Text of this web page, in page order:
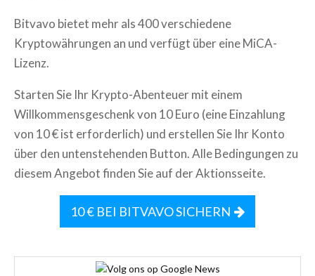
Bitvavo bietet mehr als 400 verschiedene
Kryptowährungen an und verfügt über eine MiCA-
Lizenz.
Starten Sie Ihr Krypto-Abenteuer mit einem
Willkommensgeschenk von 10 Euro (eine Einzahlung
von 10 € ist erforderlich) und erstellen Sie Ihr Konto
über den untenstehenden Button. Alle Bedingungen zu
diesem Angebot finden Sie auf der Aktionsseite.
10 € BEI BITVAVO SICHERN